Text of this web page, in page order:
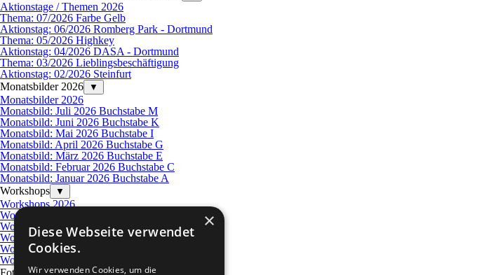
Aktionstage / Themen 2026
Thema: 07/2026 Farbe Gelb
Aktionstag: 06/2026 Romberg Park - Dortmund
Thema: 05/2026 Highkey
Aktionstag: 04/2026 DASA - Dortmund
Thema: 03/2026 Lieblingsbeschäftigung
Aktionstag: 02/2026 Steinfurt
Monatsbilder 2026
▼
Monatsbilder 2026
Monatsbild: Juli 2026 Buchstabe M
Monatsbild: Juni 2026 Buchstabe K
Monatsbild: Mai 2026 Buchstabe I
Monatsbild: April 2026 Buchstabe G
Monatsbild: März 2026 Buchstabe E
Monatsbild: Februar 2026 Buchstabe C
Monatsbild: Januar 2026 Buchstabe A
Workshops
▼
Workshops 2026
Workshop: 02-2026 Einführung ins Blitzen
Workshop: 05-2026 Langzeitbelichtung
Workshop: 05-2026 Makrokurs Anfänger
Workshop: 05-2026 Portraitfotografie
Workshop: 06-2026 Makrokurs Fortgeschrittene
Fotogalerie 2025
×
Diese Webseite verwendet
Cookies.
Wir verwenden Cookies, um die